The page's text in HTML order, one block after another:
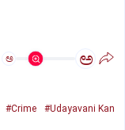
ಅ ಅ
#Crime
#Udayavani Kan